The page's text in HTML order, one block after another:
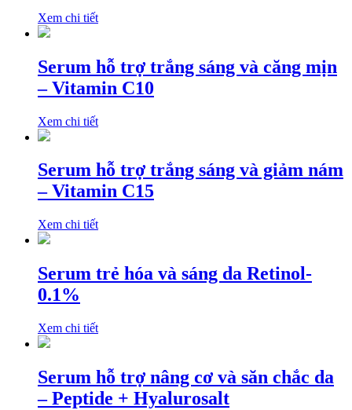
Xem chi tiết
Serum hỗ trợ trắng sáng và căng mịn
– Vitamin C10
Xem chi tiết
Serum hỗ trợ trắng sáng và giảm nám
– Vitamin C15
Xem chi tiết
Serum trẻ hóa và sáng da Retinol-
0.1%
Xem chi tiết
Serum hỗ trợ nâng cơ và săn chắc da
– Peptide + Hyalurosalt